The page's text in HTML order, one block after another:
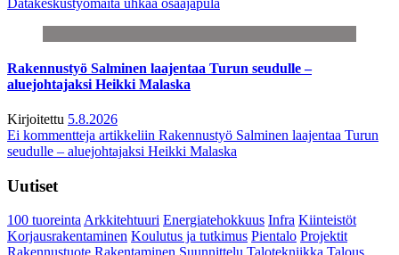
Rakennustyö Salminen laajentaa Turun seudulle –
aluejohtajaksi Heikki Malaska
Kirjoitettu 5.8.2026
Ei kommentteja artikkeliin Rakennustyö Salminen laajentaa Turun
seudulle – aluejohtajaksi Heikki Malaska
Uutiset
100 tuoreintaArkkitehtuuri Energiatehokkuus Infra Kiinteistöt
Korjausrakentaminen Koulutus ja tutkimus Pientalo Projektit